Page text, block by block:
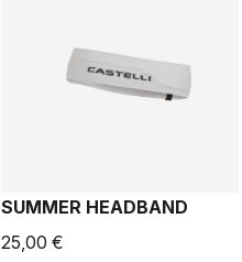
SUMMER HEADBAND
25,00 €